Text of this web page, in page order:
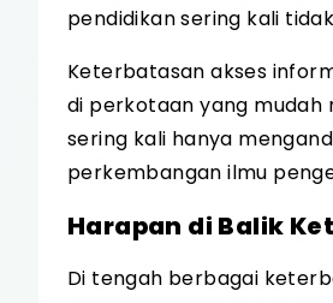
pendidikan sering kali
Keterbatasan akses
di perkotaan yang mudah
sering kali hanya
perkembangan ilmu
Harapan di Balik
Di tengah berbagai